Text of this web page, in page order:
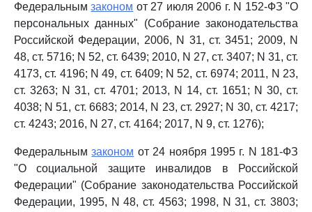
Федеральнымзаконом от 27 июля 2006 г. N 152-ФЗ "О
персональных данных" (Собрание законодательства
Российской Федерации, 2006, N 31, ст. 3451; 2009, N
48, ст. 5716; N 52, ст. 6439; 2010, N 27, ст. 3407; N 31, ст.
4173, ст. 4196; N 49, ст. 6409; N 52, ст. 6974; 2011, N 23,
ст. 3263; N 31, ст. 4701; 2013, N 14, ст. 1651; N 30, ст.
4038; N 51, ст. 6683; 2014, N 23, ст. 2927; N 30, ст. 4217;
ст. 4243; 2016, N 27, ст. 4164; 2017, N 9, ст. 1276);
Федеральнымзаконом от 24 ноября 1995 г. N 181-ФЗ
"О социальной защите инвалидов в Российской
Федерации" (Собрание законодательства Российской
Федерации, 1995, N 48, ст. 4563; 1998, N 31, ст. 3803;